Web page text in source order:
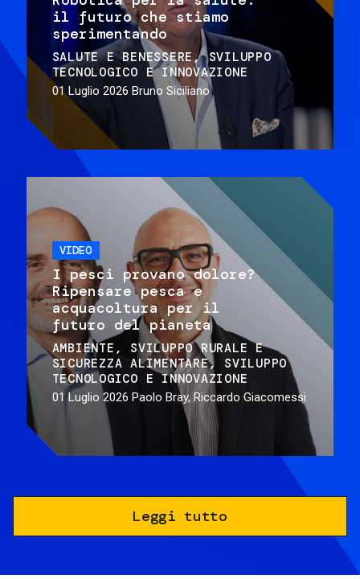
il futuro che stiamo
sperimentando
SALUTE E BENESSERE
SVILUPPO
TECNOLOGICO E INNOVAZIONE
01 Luglio 2026 Bruno Siciliano
VIDEO
I pesci provano dolore?
Ripensare pesca e
acquacoltura per il
futuro del pianeta
AMBIENTE
SVILUPPO RURALE E
SICUREZZA ALIMENTARE
SVILUPPO
TECNOLOGICO E INNOVAZIONE
01 Luglio 2026 Paolo Bray, Riccardo Giacomessi
Leggi tutto